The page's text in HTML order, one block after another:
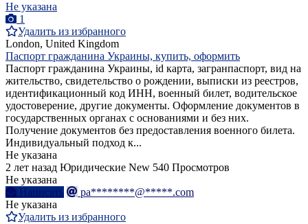
Не указана
1
Удалить из избранного
London, United Kingdom
Паспорт гражданина Украины, купить, оформить
Паспорт гражданина Украины, id карта, загранпаспорт, вид на
жительство, свидетельство о рождении, выписки из реестров,
идентификационный код ИНН, военный билет, водительское
удостоверение, другие документы. Оформление документов в
государственных органах с основаниями и без них.
Получение документов без предоставления военного билета.
Индивидуальный подход к...
Не указана
2 лет назад Юридические New 540 Просмотров
Не указана
Написать
pa********@*****.com
Не указана
Удалить из избранного